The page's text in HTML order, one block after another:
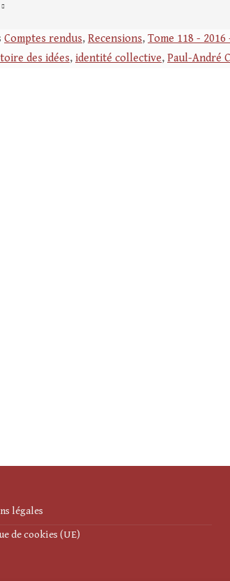
Comptes rendus, Recensions, Tome 118 - 2016
des idées, identité collective, Paul-André
légales
de cookies (UE)